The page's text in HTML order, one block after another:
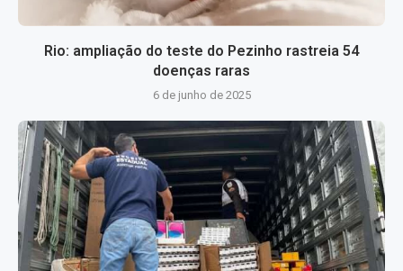
Rio: ampliação do teste do Pezinho rastreia 54
doenças raras
6 de junho de 2025